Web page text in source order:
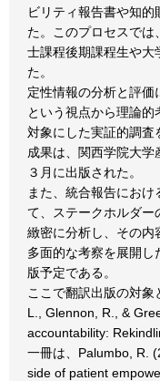
ビリティ報告書や知
た。このプロセスで
士課程後期課程生や大
た。
定性情報の分析と評価
という視点から理論
対象にした実証的調査
成果は、関西学院大
３月に出版された。
また、統合報告にお
て、ステークホルダー
緻密に分析し、その内
多面的な考察を展開し
版予定である。
ここで翻訳出版の対象
L., Glennon, R., &
accountability:
一冊は、Palumbo, R.
side of patient